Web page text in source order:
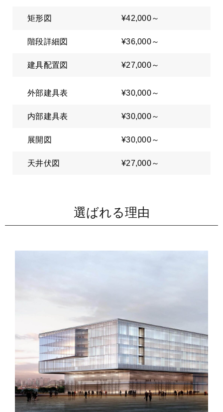
矩形図 ¥42,000～
階段詳細図 ¥36,000～
建具配置図 ¥27,000～
外部建具表 ¥30,000～
内部建具表 ¥30,000～
展開図 ¥30,000～
天井伏図 ¥27,000～
選ばれる理由